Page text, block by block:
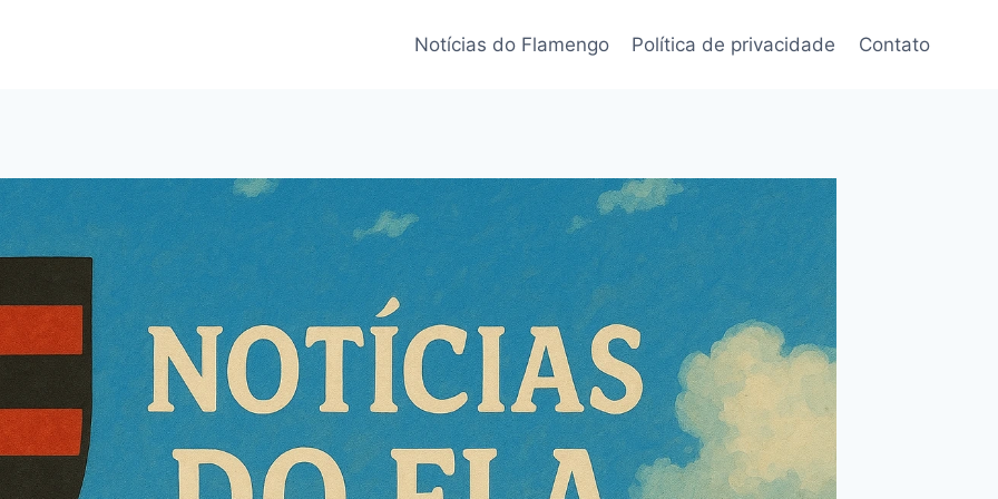
Notícias do Flamengo Política de privacidade Contato